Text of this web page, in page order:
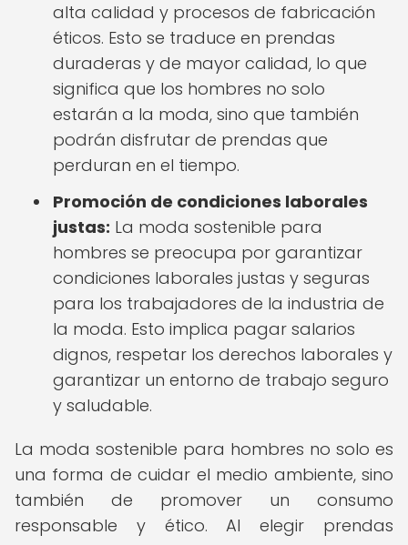
alta calidad y procesos de fabricación
éticos. Esto se traduce en prendas
duraderas y de mayor calidad, lo que
significa que los hombres no solo
estarán a la moda, sino que también
podrán disfrutar de prendas que
perduran en el tiempo.
Promoción de condiciones laborales
justas: La moda sostenible para
hombres se preocupa por garantizar
condiciones laborales justas y seguras
para los trabajadores de la industria de
la moda. Esto implica pagar salarios
dignos, respetar los derechos laborales y
garantizar un entorno de trabajo seguro
y saludable.
La moda sostenible para hombres no solo es
una forma de cuidar el medio ambiente, sino
también de promover un consumo
responsable y ético. Al elegir prendas